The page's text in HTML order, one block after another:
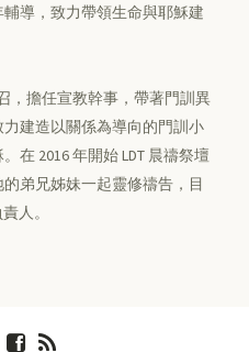
導，致力帶領生命與耶穌建
，擔任宣教幹事，帶著門訓異
建造以關係為導向的門訓小
在 2016 年開始 LDT 晨禱祭壇
弟兄姊妹一起靈修禱告，目
人。